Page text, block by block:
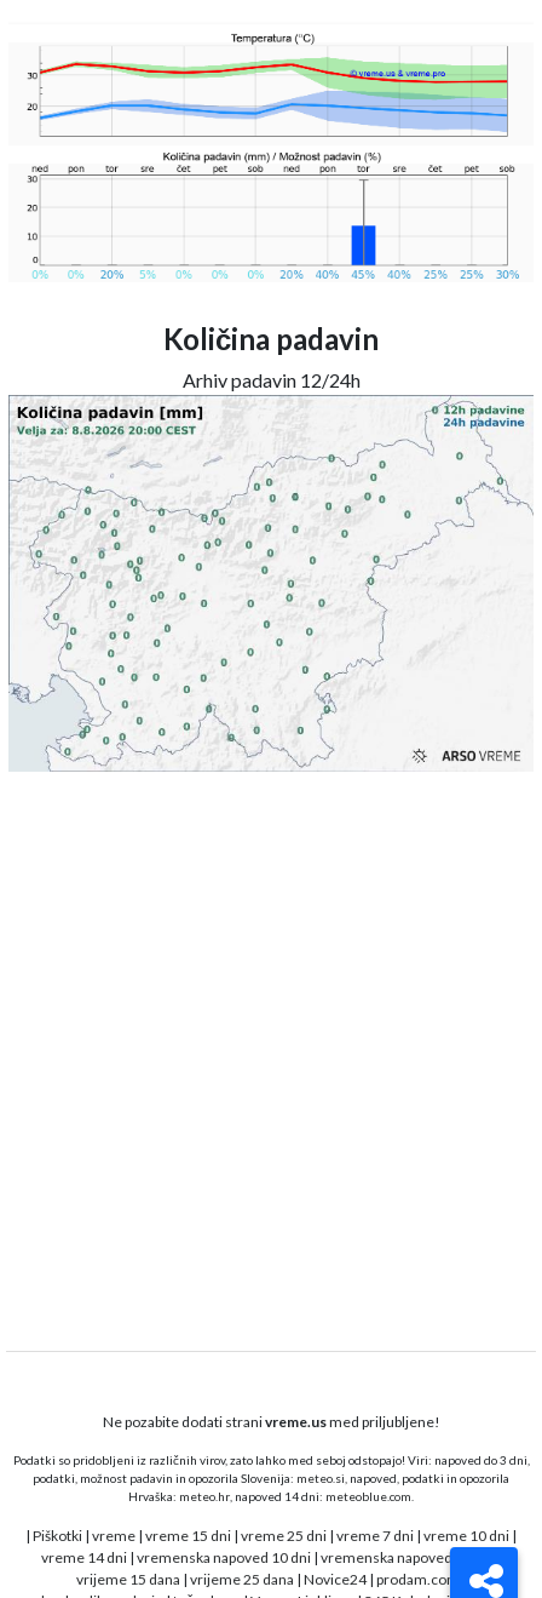
Količina padavin
Arhiv padavin 12/24h
Ne pozabite dodati stranivreme.usmed priljubljene!
Podatki so pridobljeni iz različnih virov, zato lahko med seboj odstopajo! Viri: napoved do 3 dni,
podatki, možnost padavin in opozorila Slovenija: meteo.si, napoved, podatki in opozorila
Hrvaška: meteo.hr , napoved 14 dni: meteoblue.com
| Piškotki | vreme | vreme 15 dni | vreme 25 dni | vreme 7 dni | vreme 10 dni |
vreme 14 dni| vremenska napoved 10 dni| vremenska napoved 15 dni
vrijeme 15 dana | vrijeme 25 dana | Novice24| prodam.com